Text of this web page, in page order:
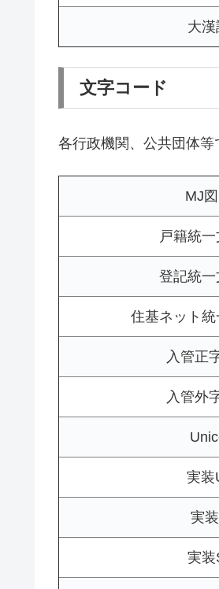
大漢
文字コード
各行政機関、公共団体等
MJ
戸籍統
登記統
住基ネット
入管正
入管外
実装
実
実装